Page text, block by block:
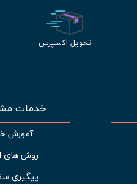
تحویل اکسپرس
خدمات
آموزش
روش های
پیگیری